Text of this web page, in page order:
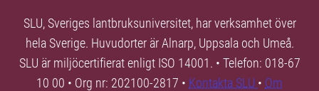
SLU, Sveriges lantbruksuniversitet, har verksamhet över
hela Sverige. Huvudorter är Alnarp, Uppsala och Umeå.
SLU är miljöcertifierat enligt ISO 14001. • Telefon: 018-67
10 00 • Org nr: 202100-2817 • Kontakta SLU • Om